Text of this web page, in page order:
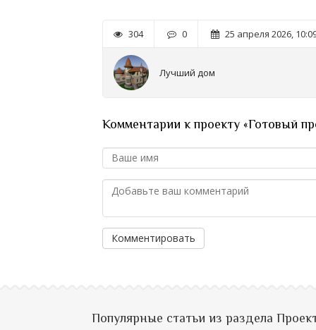
304 0 25 апреля 2026,
Лучший дом
Комментарии к проекту «Готовый
Комментировать
Популярные статьи из раздела